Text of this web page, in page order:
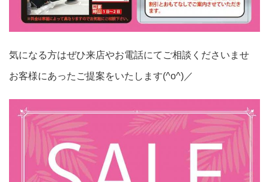
気になる方はぜひ来店やお電話にてご相談くださいませ
お客様にあったご提案をいたします(^o^)／